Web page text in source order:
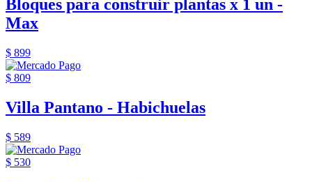
Bloques para construir plantas x 1 un -
Max
$ 899
$ 809
Villa Pantano - Habichuelas
$ 589
$ 530